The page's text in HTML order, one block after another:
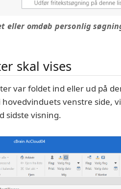
eller omdøb personlig
skal vises
var foldet ind eller ud på
venstre side,
sidste visning.